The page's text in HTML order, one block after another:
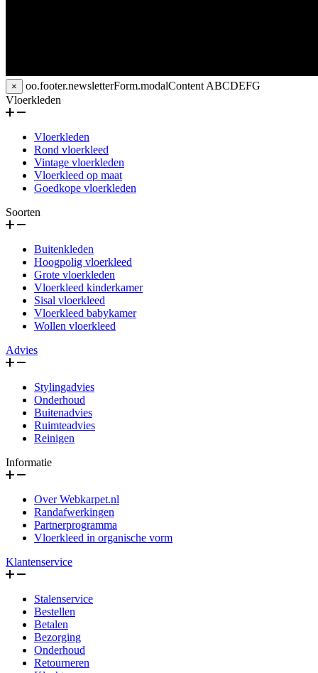
× oo.footer.newsletterForm.modalContent ABCDEFG
Vloerkleden
Vloerkleden
Rond vloerkleed
Vintage vloerkleden
Vloerkleed op maat
Goedkope vloerkleden
Soorten
Buitenkleden
Hoogpolig vloerkleed
Grote vloerkleden
Vloerkleed kinderkamer
Sisal vloerkleed
Vloerkleed babykamer
Wollen vloerkleed
Advies
Stylingadvies
Onderhoud
Buitenadvies
Ruimteadvies
Reinigen
Informatie
Over Webkarpet.nl
Randafwerkingen
Partnerprogramma
Vloerkleed in organische vorm
Klantenservice
Stalenservice
Bestellen
Betalen
Bezorging
Onderhoud
Retourneren